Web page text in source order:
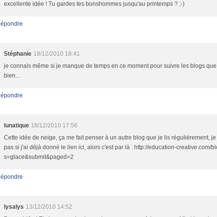
excellente idée ! Tu gardes tes bonshommes jusqu'au printemps ? ;-)
Stéphanie 18/12/2010 18:41
je connais même si je manque de temps en ce moment pour suivre les blogs
bien...
lunatique 18/12/2010 17:56
Cette idée de neige, ça me fait penser à un autre blog que je lis régulièrement,
pas si j'ai déjà donné le lien ici, alors c'est par là : http://education-creative.com/
s=glace&submit&paged=2
lysalys 13/12/2010 14:52